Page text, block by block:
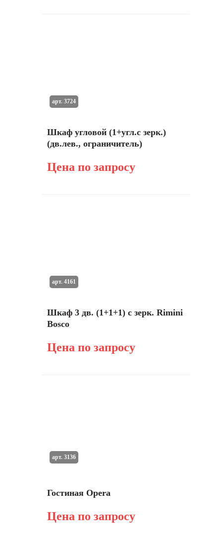
Шкаф угловой (1+угл.с зерк.)
(дв.лев., ограничитель)
Цена по запросу
арт. 3724
Шкаф 3 дв. (1+1+1) с зерк. Rimini
Bosco
Цена по запросу
арт. 4161
Гостиная Opera
Цена по запросу
арт. 3136